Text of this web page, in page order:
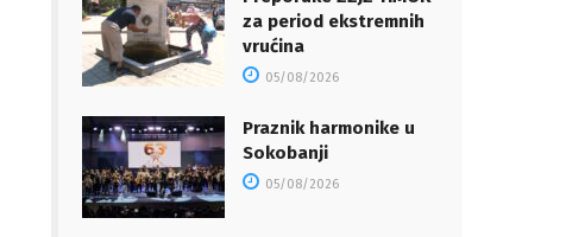
za period ekstremnih
vrućina
05/08/2026
Praznik harmonike u
Sokobanji
05/08/2026